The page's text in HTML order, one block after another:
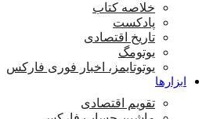
خلاصه کتاب
پادکست
تاریخ اقتصادی
یوتومگ
یوتوتایمز، اخبار فوری فارکس
ابزارها
تقویم اقتصادی